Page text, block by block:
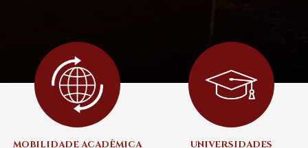
MOBILIDADE ACADÊMICA UNIVERSIDADES